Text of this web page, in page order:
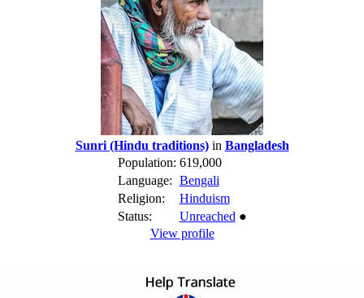
Sunri (Hindu traditions)in Bangladesh
Population: 619,000
Language: Bengali
Religion:
Hinduism
Status:
Unreached ●
View profile